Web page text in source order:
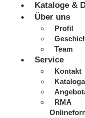
Kataloge &
Über uns
Profil
Team
Service
Kontakt
RMA